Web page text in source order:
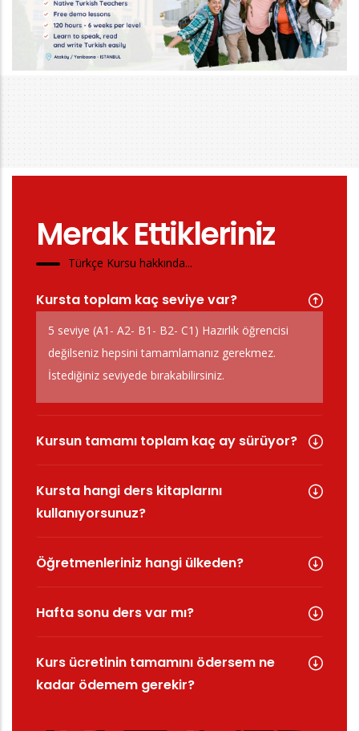
Merak Ettikleriniz
Türkçe Kursu hakkında...
Kursta toplam kaç seviye var?
5 seviye (A1- A2- B1- B2- C1) Hazırlık öğrencisi
değilseniz hepsini tamamlamanız gerekmez.
İstediğiniz seviyede bırakabilirsiniz.
Kursun tamamı toplam kaç ay sürüyor?
Kursta hangi ders kitaplarını
kullanıyorsunuz?
Öğretmenleriniz hangi ülkeden?
Hafta sonu ders var mı?
Kurs ücretinin tamamını ödersem ne
kadar ödemem gerekir?